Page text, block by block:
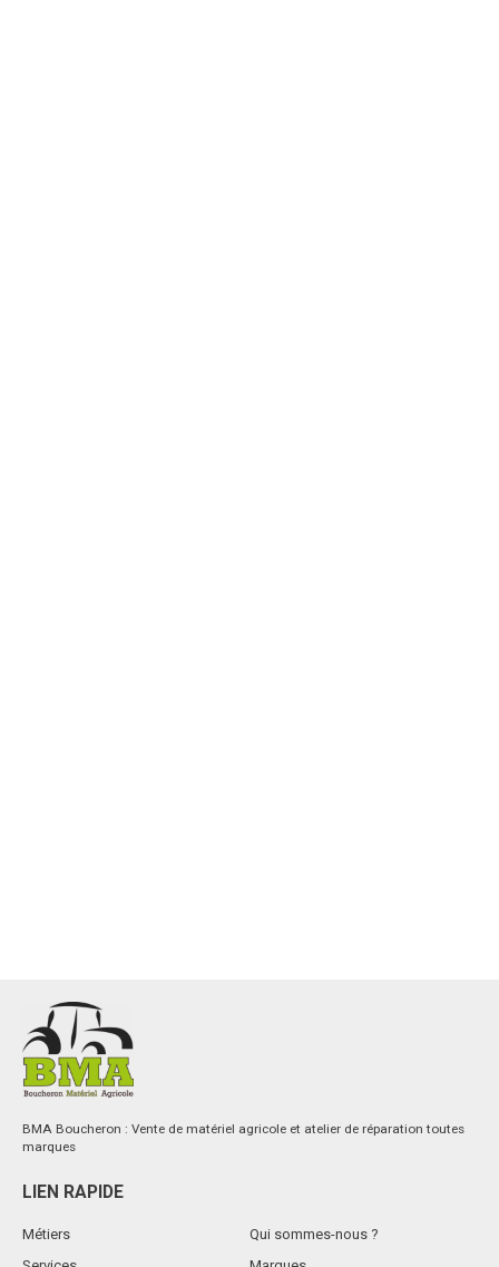
BMA Boucheron : Vente de matériel agricole et atelier de réparation toutes
marques
LIEN RAPIDE
Métiers
Qui sommes-nous ?